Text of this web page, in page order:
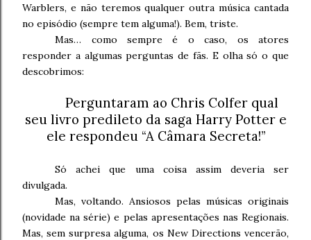
Warblers, e não teremos qualquer outra música cantada
no episódio (sempre tem alguma!). Bem, triste.
Mas… como sempre é o caso, os atores
responder a algumas perguntas de fãs. E olha só o que
descobrimos:
Perguntaram ao Chris Colfer qual
seu livro predileto da saga Harry Potter e
ele respondeu “A Câmara Secreta!”
Só achei que uma coisa assim deveria ser
divulgada.
Mas, voltando. Ansiosos pelas músicas originais
(novidade na série) e pelas apresentações nas Regionais.
Mas, sem surpresa alguma, os New Directions vencerão,